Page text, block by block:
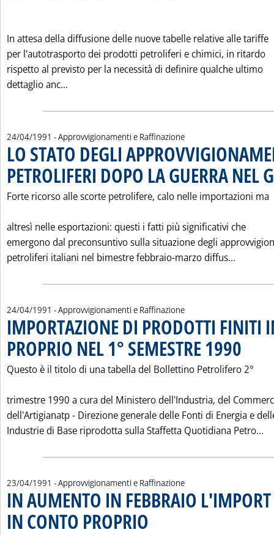
In attesa della diffusione delle nuove tabelle relative alle tariffe
per l'autotrasporto dei prodotti petroliferi e chimici, in ritardo
rispetto al previsto per la necessità di definire qualche ultimo
dettaglio anc...
24/04/1991 - Approvvigionamenti e Raffinazione
LO STATO DEGLI
PETROLIFERI DOPO LA GUERRA NEL
Forte ricorso alle scorte petrolifere, calo nelle importazioni ma
altresì nelle esportazioni: questi i fatti più significativi che
emergono dal preconsuntivo sulla situazione degli
petroliferi italiani nel bimestre febbraio-marzo diffus...
24/04/1991 - Approvvigionamenti e Raffinazione
IMPORTAZIONE DI PRODOTTI FINITI
PROPRIO NEL 1° SEMESTRE 1990
Questo è il titolo di una tabella del Bollettino Petrolifero 2°
trimestre 1990 a cura del Ministero dell'Industria, del
dell'Artigianatp - Direzione generale delle Fonti di Energia e
Industrie di Base riprodotta sulla Staffetta Quotidiana Petro...
23/04/1991 - Approvvigionamenti e Raffinazione
IN AUMENTO IN FEBBRAIO
IN CONTO PROPRIO